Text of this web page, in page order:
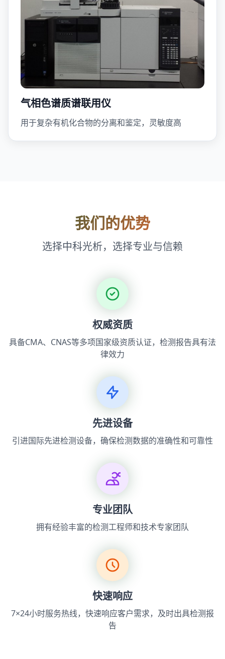
气相色谱质谱联用仪
用于复杂有机化合物的分离和鉴定，灵敏度高
我们的优势
选择中科光析，选择专业与信赖
权威资质
具备CMA、CNAS等多项国家级资质认证，检测报告具有法
律效力
先进设备
引进国际先进检测设备，确保检测数据的准确性和可靠性
专业团队
拥有经验丰富的检测工程师和技术专家团队
快速响应
7×24小时服务热线，快速响应客户需求，及时出具检测报
告